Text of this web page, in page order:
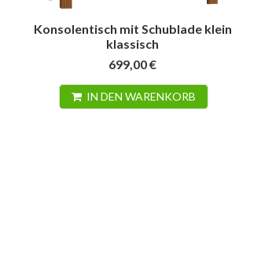
Konsolentisch mit Schublade klein
klassisch
699,00 €
IN DEN WARENKORB